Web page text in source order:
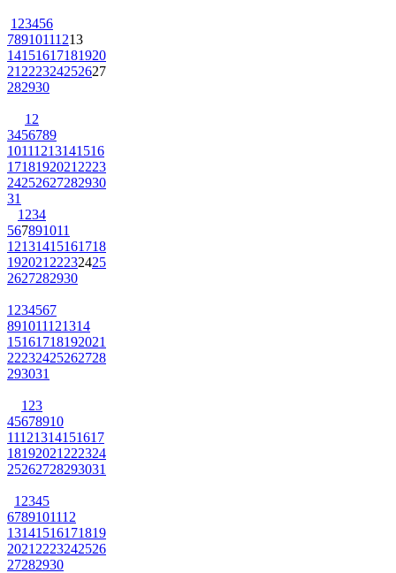
1 23456
78910111213
14151617181920
21 222324252627
282930
1 2
3456789
10111213141516
1718192021 2223
24252627282930
31
1 234
567891011
12131415161718
192021 22232425
2627282930
1 234567
891011121314
15161718192021
22232425262728
293031
1 23
45678910
11121314151617
18192021 222324
25262728293031
1 2345
6789101112
13141516171819
2021 2223242526
27282930